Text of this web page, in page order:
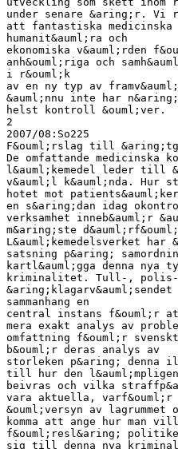
under senare &aring;r. Vi
att fantastiska
humanit&auml;ra och
ekonomiska v&auml;rden
anh&ouml;riga och
i r&ouml;k
av en ny typ av
&auml;nnu inte har
helst kontroll &ouml;ver.
2
2007/08:So225
F&ouml;rslag till
De omfattande medicinska
l&auml;kemedel leder till
v&auml;l k&auml;nda. Hur
hotet mot
en s&aring;dan idag
verksamhet inneb&auml;r
m&aring;ste
L&auml;kemedelsverket har
satsning p&aring;
kartl&auml;gga denna nya
kriminalitet. Tull-, polis-
sammanhang en
central instans
mera exakt analys av
omfattning f&ouml;r svenskt
b&ouml;r deras analys av
storleken p&aring; denna
till hur den l&auml;mpligen
beivras och vilka
vara aktuella,
&ouml;versyn av
komma att ange hur man vill
f&ouml;resl&aring;
sig till denna nya